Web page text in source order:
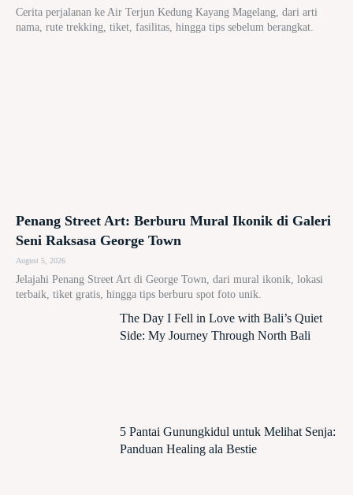
Cerita perjalanan ke Air Terjun Kedung Kayang Magelang, dari arti
nama, rute trekking, tiket, fasilitas, hingga tips sebelum berangkat.
Penang Street Art: Berburu Mural Ikonik di Galeri
Seni Raksasa George Town
August 5, 2026
Jelajahi Penang Street Art di George Town, dari mural ikonik, lokasi
terbaik, tiket gratis, hingga tips berburu spot foto unik.
The Day I Fell in Love with Bali’s Quiet
Side: My Journey Through North Bali
5 Pantai Gunungkidul untuk Melihat Senja:
Panduan Healing ala Bestie